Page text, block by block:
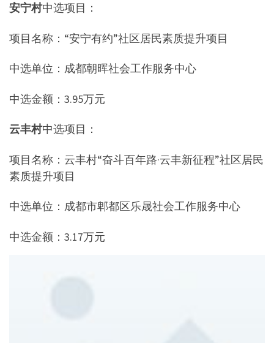
安宁村中选项目：
项目名称：“安宁有约”社区居民素质提升项目
中选单位：成都朝晖社会工作服务中心
中选金额：3.95万元
云丰村中选项目：
项目名称：云丰村“奋斗百年路·云丰新征程”社区居民
素质提升项目
中选单位：成都市郫都区乐晟社会工作服务中心
中选金额：3.17万元